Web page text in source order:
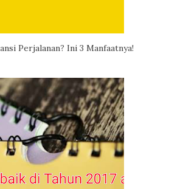
Perjalanan? Ini 3 Manfaatnya!